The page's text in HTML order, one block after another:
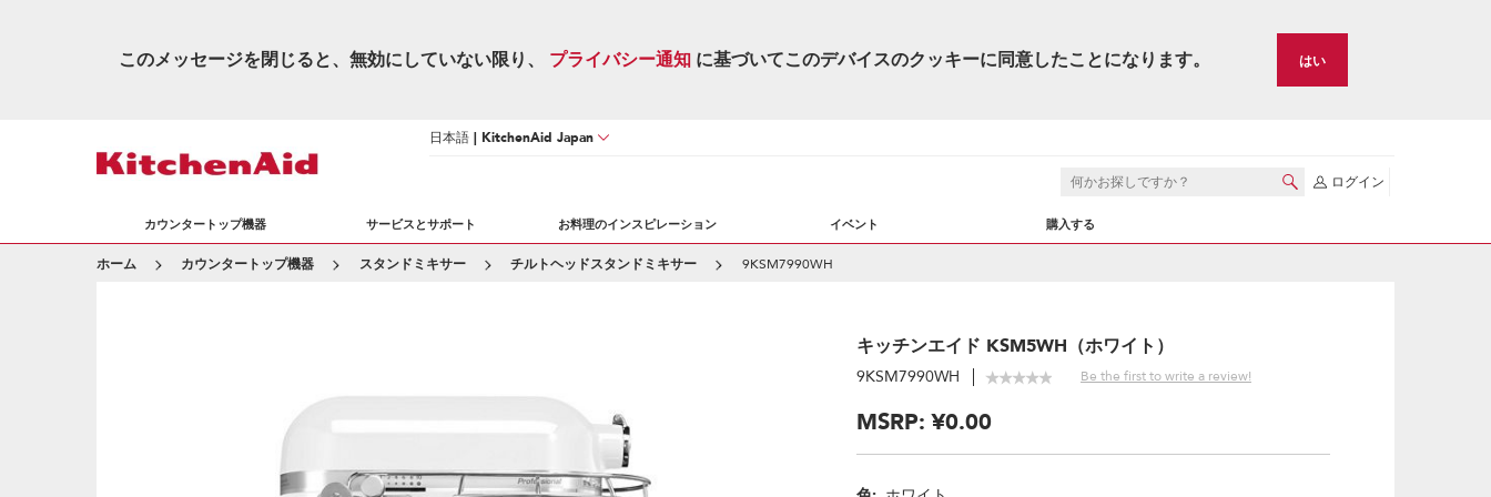
このメッセージを閉じると、無効にしていない限り、 プライバシー通知 に基づいてこのデバイスのクッキーに同意したことになります。 はい
日本語 | KitchenAid Japan
ログイン
カウンタートップ機器 サービスとサポート お料理のインスピレーション イベント 購入する
ホーム カウンタートップ機器 スタンドミキサー チルトヘッドスタンドミキサー 9KSM7990WH
キッチンエイド KSM5WH（ホワイト）
9KSM7990WH Be the first to write a review!
MSRP:¥0.00